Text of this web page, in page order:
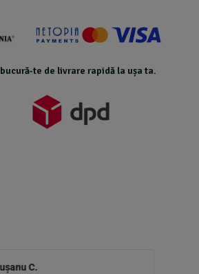
te de livrare rapidă la ușa ta.
C.